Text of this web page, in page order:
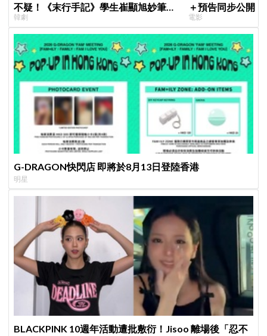
不疑！《末行手記》學生崔顯旭妙筆生
花讓老師崔岷植一步步深陷
韓劇
＋預告同步公開
美女CEO
電影
G-DRAGON快閃店 即將於8月13日登陸香港
明星
BLACKPINK 10週年活動遭批敷衍！Jisoo 離場後「忍不